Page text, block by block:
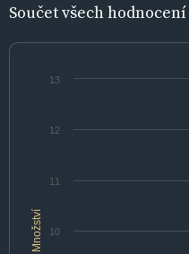
Součet všech hodnocení
Množství 10
11
12
13